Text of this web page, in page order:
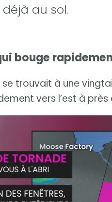
au sol.
bouge
se trouvait à une
vers l’est à près